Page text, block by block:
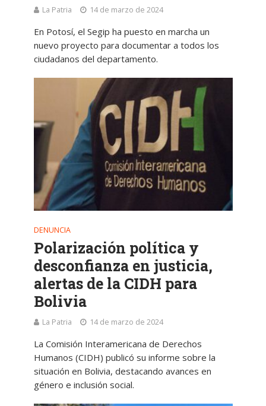
La Patria 14 de marzo de 2024
En Potosí, el Segip ha puesto en marcha un
nuevo proyecto para documentar a todos los
ciudadanos del departamento.
DENUNCIA
Polarización política y
desconfianza en justicia,
alertas de la CIDH para
Bolivia
La Patria 14 de marzo de 2024
La Comisión Interamericana de Derechos
Humanos (CIDH) publicó su informe sobre la
situación en Bolivia, destacando avances en
género e inclusión social.